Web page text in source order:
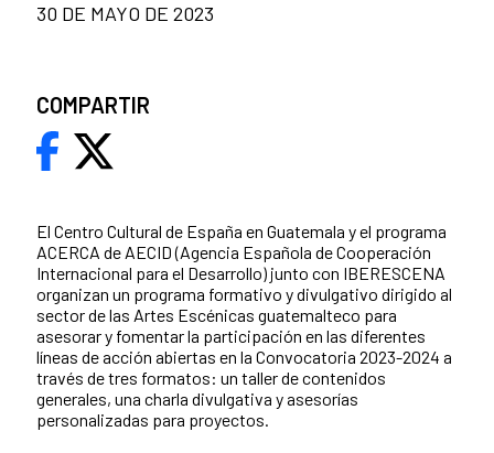
El Centro Cultural de España en Guatemala y el programa
ACERCA de AECID (Agencia Española de Cooperación
Internacional para el Desarrollo) junto con IBERESCENA
organizan un programa formativo y divulgativo dirigido al
sector de las Artes Escénicas guatemalteco para
asesorar y fomentar la participación en las diferentes
líneas de acción abiertas en la Convocatoria 2023-2024 a
través de tres formatos: un taller de contenidos
generales, una charla divulgativa y asesorías
personalizadas para proyectos.
30 DE MAYO DE 2023
COMPARTIR